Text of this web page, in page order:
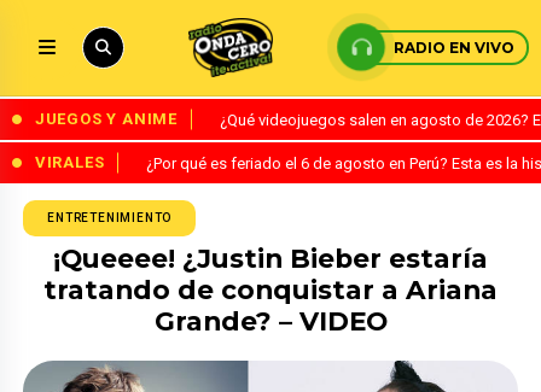
RADIO EN VIVO
JUEGOS Y ANIME ¿Qué videojuegos salen en agosto de
VIRALES ¿Por qué es feriado el 6 de agosto en Perú? Esta es la
ENTRETENIMIENTO
¡Queeee! ¿Justin Bieber estaría
tratando de conquistar a Ariana
Grande? – VIDEO